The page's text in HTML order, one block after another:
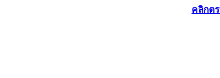
คลิกต